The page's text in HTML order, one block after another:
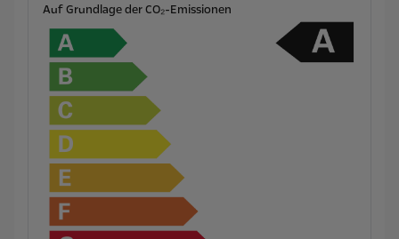
Auf Grundlage der CO₂-Emissionen